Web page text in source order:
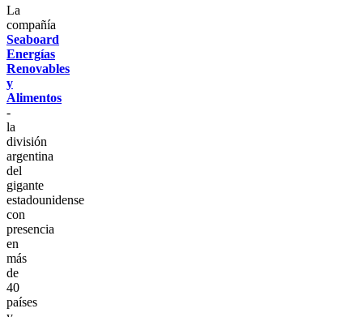
La
compañía
Seaboard
Energías
Renovables
y
Alimentos
-
la
división
argentina
del
gigante
estadounidense
con
presencia
en
más
de
40
países